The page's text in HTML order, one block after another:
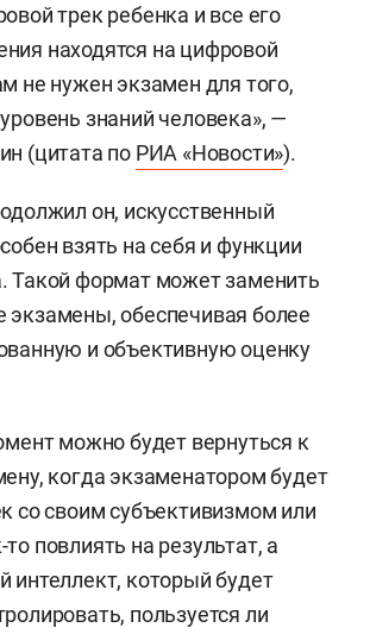
трек ребенка и все его
находятся на цифровой
не нужен экзамен для того,
знаний человека», —
(цитата по РИА «Новости»).
он, искусственный
взять на себя и функции
Такой формат может заменить
экзамены, обеспечивая более
и объективную оценку
можно будет вернуться к
когда экзаменатором будет
со своим субъективизмом или
повлиять на результат, а
интеллект, который будет
пользуется ли